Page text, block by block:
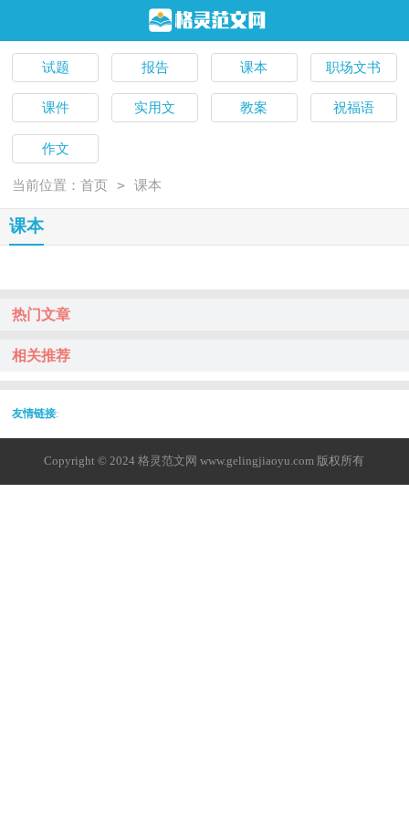
试题 报告 课本 职场文书
课件 实用文 教案 祝福语
作文
当前位置：首页 > 课本
课本
热门文章
相关推荐
友情链接:
Copyright © 2024格灵范文网 www.gelingjiaoyu.com 版权所有